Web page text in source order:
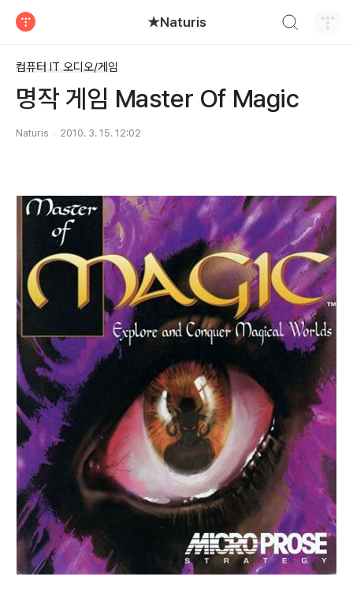
★Naturis
컴퓨터 IT 오디오/게임
명작 게임 Master Of Magic
Naturis 2010. 3. 15. 12:02